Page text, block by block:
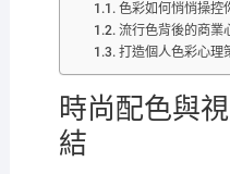
色彩如何悄悄操控
流行色背後的商業
打造個人色彩心理
時尚配色與
結